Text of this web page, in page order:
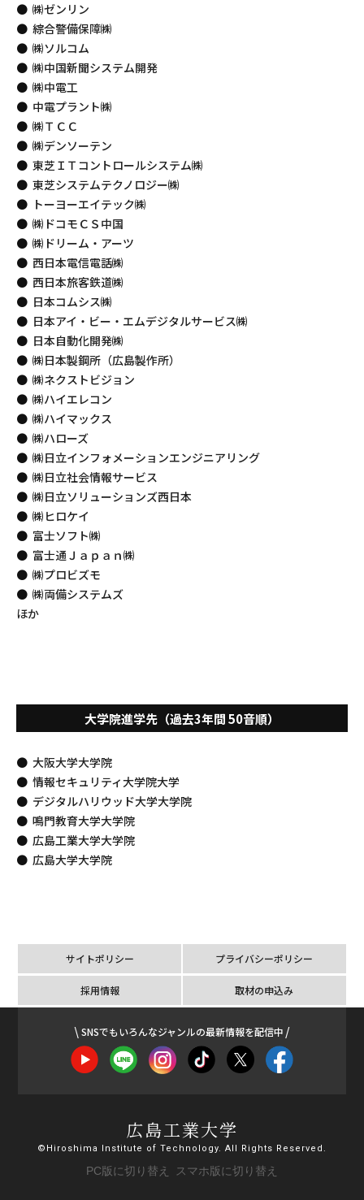
㈱ゼンリン
綜合警備保障㈱
㈱ソルコム
㈱中国新聞システム開発
㈱中電工
中電プラント㈱
㈱ＴＣＣ
㈱デンソーテン
東芝ＩＴコントロールシステム㈱
東芝システムテクノロジー㈱
トーヨーエイテック㈱
㈱ドコモＣＳ中国
㈱ドリーム・アーツ
西日本電信電話㈱
西日本旅客鉄道㈱
日本コムシス㈱
日本アイ・ビー・エムデジタルサービス㈱
日本自動化開発㈱
㈱日本製鋼所（広島製作所）
㈱ネクストビジョン
㈱ハイエレコン
㈱ハイマックス
㈱ハローズ
㈱日立インフォメーションエンジニアリング
㈱日立社会情報サービス
㈱日立ソリューションズ西日本
㈱ヒロケイ
富士ソフト㈱
富士通Ｊａｐａｎ㈱
㈱プロビズモ
㈱両備システムズ
ほか
大学院進学先（過去3年間 50音順）
大阪大学大学院
情報セキュリティ大学院大学
デジタルハリウッド大学大学院
鳴門教育大学大学院
広島工業大学大学院
広島大学大学院
サイトポリシー プライバシーポリシー
採用情報 取材の申込み
SNSでもいろんなジャンルの最新情報を配信中
広島工業大学
©Hiroshima Institute of Technology. All Rights Reserved.
PC版に切り替え スマホ版に切り替え